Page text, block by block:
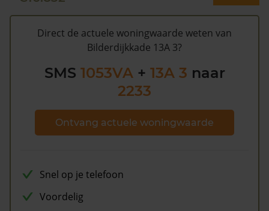
uw laatste WOZ waarde en kansen op besparing.
Schrijf uhier gratis in.
Direct de actuele woningwaarde weten van
Bilderdijkkade 13A 3?
SMS 1053VA+ 13A 3 naar
2233
Ontvang actuele woningwaarde
Snel op je telefoon
Voordelig